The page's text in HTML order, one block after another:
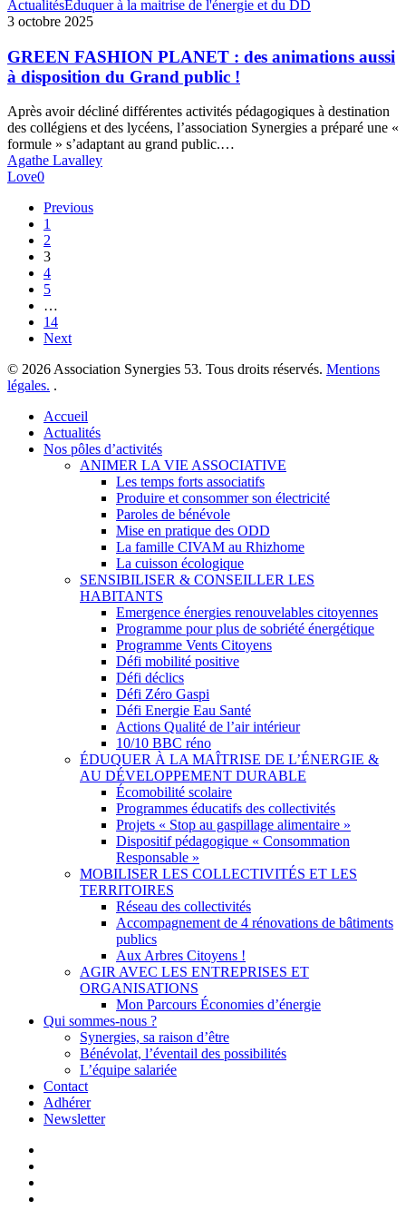
GREEN
FASHION
:
des
animations
aussi
à
disposition
du
Grand
public
ActualitésEduquer à la maitrise de l'énergie et du DD
3 octobre 2025
GREEN FASHION PLANET : des animations aussi
à disposition du Grand public !
Après avoir décliné différentes activités pédagogiques à destination
des collégiens et des lycéens, l’association Synergies a préparé une «
formule » s’adaptant au grand public.…
Agathe Lavalley
Love0
Previous
1
2
3
4
5
…
14
Next
© 2026 Association Synergies 53. Tous droits réservés. Mentions
légales. .
Close
Menu
Accueil
Actualités
Nos pôles d’activités
ANIMER LA VIE ASSOCIATIVE
Les temps forts associatifs
Produire et consommer son électricité
Paroles de bénévole
Mise en pratique des ODD
La famille CIVAM au Rhizhome
La cuisson écologique
SENSIBILISER & CONSEILLER LES
HABITANTS
Emergence énergies renouvelables citoyennes
Programme pour plus de sobriété énergétique
Programme Vents Citoyens
Défi mobilité positive
Défi déclics
Défi Zéro Gaspi
Défi Energie Eau Santé
Actions Qualité de l’air intérieur
10/10 BBC réno
ÉDUQUER À LA MAÎTRISE DE L’ÉNERGIE &
AU DÉVELOPPEMENT DURABLE
Écomobilité scolaire
Programmes éducatifs des collectivités
Projets « Stop au gaspillage alimentaire »
Dispositif pédagogique « Consommation
Responsable »
MOBILISER LES COLLECTIVITÉS ET LES
TERRITOIRES
Réseau des collectivités
Accompagnement de 4 rénovations de bâtiments
publics
Aux Arbres Citoyens !
AGIR AVEC LES ENTREPRISES ET
ORGANISATIONS
Mon Parcours Économies d’énergie
Qui sommes-nous ?
Synergies, sa raison d’être
Bénévolat, l’éventail des possibilités
L’équipe salariée
Contact
Adhérer
Newsletter